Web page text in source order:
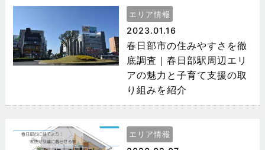
エリア情報
2023.01.16
春日部市の住みやすさを徹
底調査｜春日部駅周辺エリ
アの魅力と子育て支援の取
り組みを紹介
エリア情報